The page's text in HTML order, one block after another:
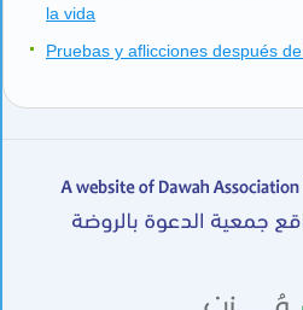
la vida
Pruebas y aflicciones después